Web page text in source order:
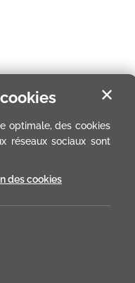
optimale, des cookies
réseaux sociaux sont
des cookies
✕